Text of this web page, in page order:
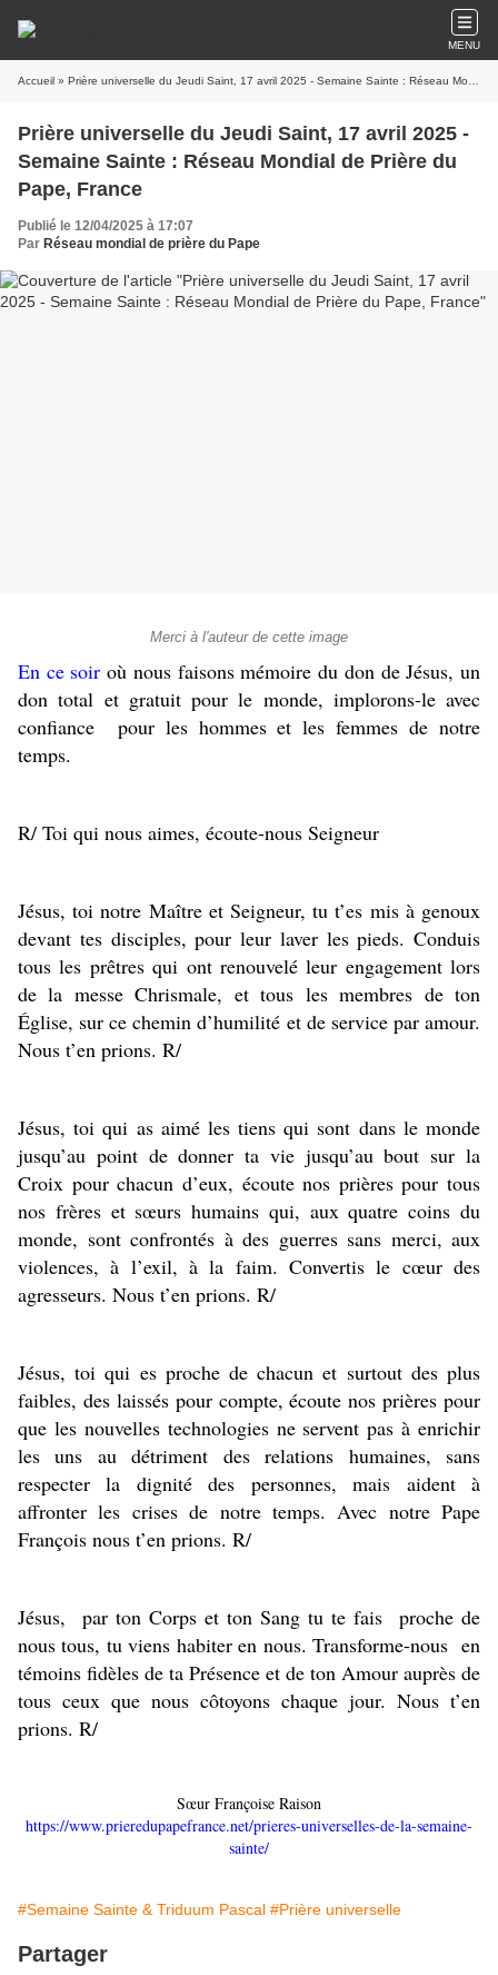
MENU
Accueil » Prière universelle du Jeudi Saint, 17 avril 2025 - Semaine Sainte : Réseau Mondial de Prière du Pape, France
Prière universelle du Jeudi Saint, 17 avril 2025 -
Semaine Sainte : Réseau Mondial de Prière du
Pape, France
Publié le 12/04/2025 à 17:07
Par Réseau mondial de prière du Pape
Merci à l'auteur de cette image
En ce soir où nous faisons mémoire du don de Jésus, un
don total et gratuit pour le monde, implorons-le avec
confiance pour les hommes et les femmes de notre
temps.
R/ Toi qui nous aimes, écoute-nous Seigneur
Jésus, toi notre Maître et Seigneur, tu t’es mis à genoux
devant tes disciples, pour leur laver les pieds. Conduis
tous les prêtres qui ont renouvelé leur engagement lors
de la messe Chrismale, et tous les membres de ton
Église, sur ce chemin d’humilité et de service par amour.
Nous t’en prions. R/
Jésus, toi qui as aimé les tiens qui sont dans le monde
jusqu’au point de donner ta vie jusqu’au bout sur la
Croix pour chacun d’eux, écoute nos prières pour tous
nos frères et sœurs humains qui, aux quatre coins du
monde, sont confrontés à des guerres sans merci, aux
violences, à l’exil, à la faim. Convertis le cœur des
agresseurs. Nous t’en prions. R/
Jésus, toi qui es proche de chacun et surtout des plus
faibles, des laissés pour compte, écoute nos prières pour
que les nouvelles technologies ne servent pas à enrichir
les uns au détriment des relations humaines, sans
respecter la dignité des personnes, mais aident à
affronter les crises de notre temps. Avec notre Pape
François nous t’en prions. R/
Jésus, par ton Corps et ton Sang tu te fais proche de
nous tous, tu viens habiter en nous. Transforme-nous en
témoins fidèles de ta Présence et de ton Amour auprès de
tous ceux que nous côtoyons chaque jour. Nous t’en
prions. R/
Sœur Françoise Raison
https://www.prieredupapefrance.net/prieres-universelles-de-la-semaine-
sainte/
#Semaine Sainte & Triduum Pascal #Prière universelle
Partager